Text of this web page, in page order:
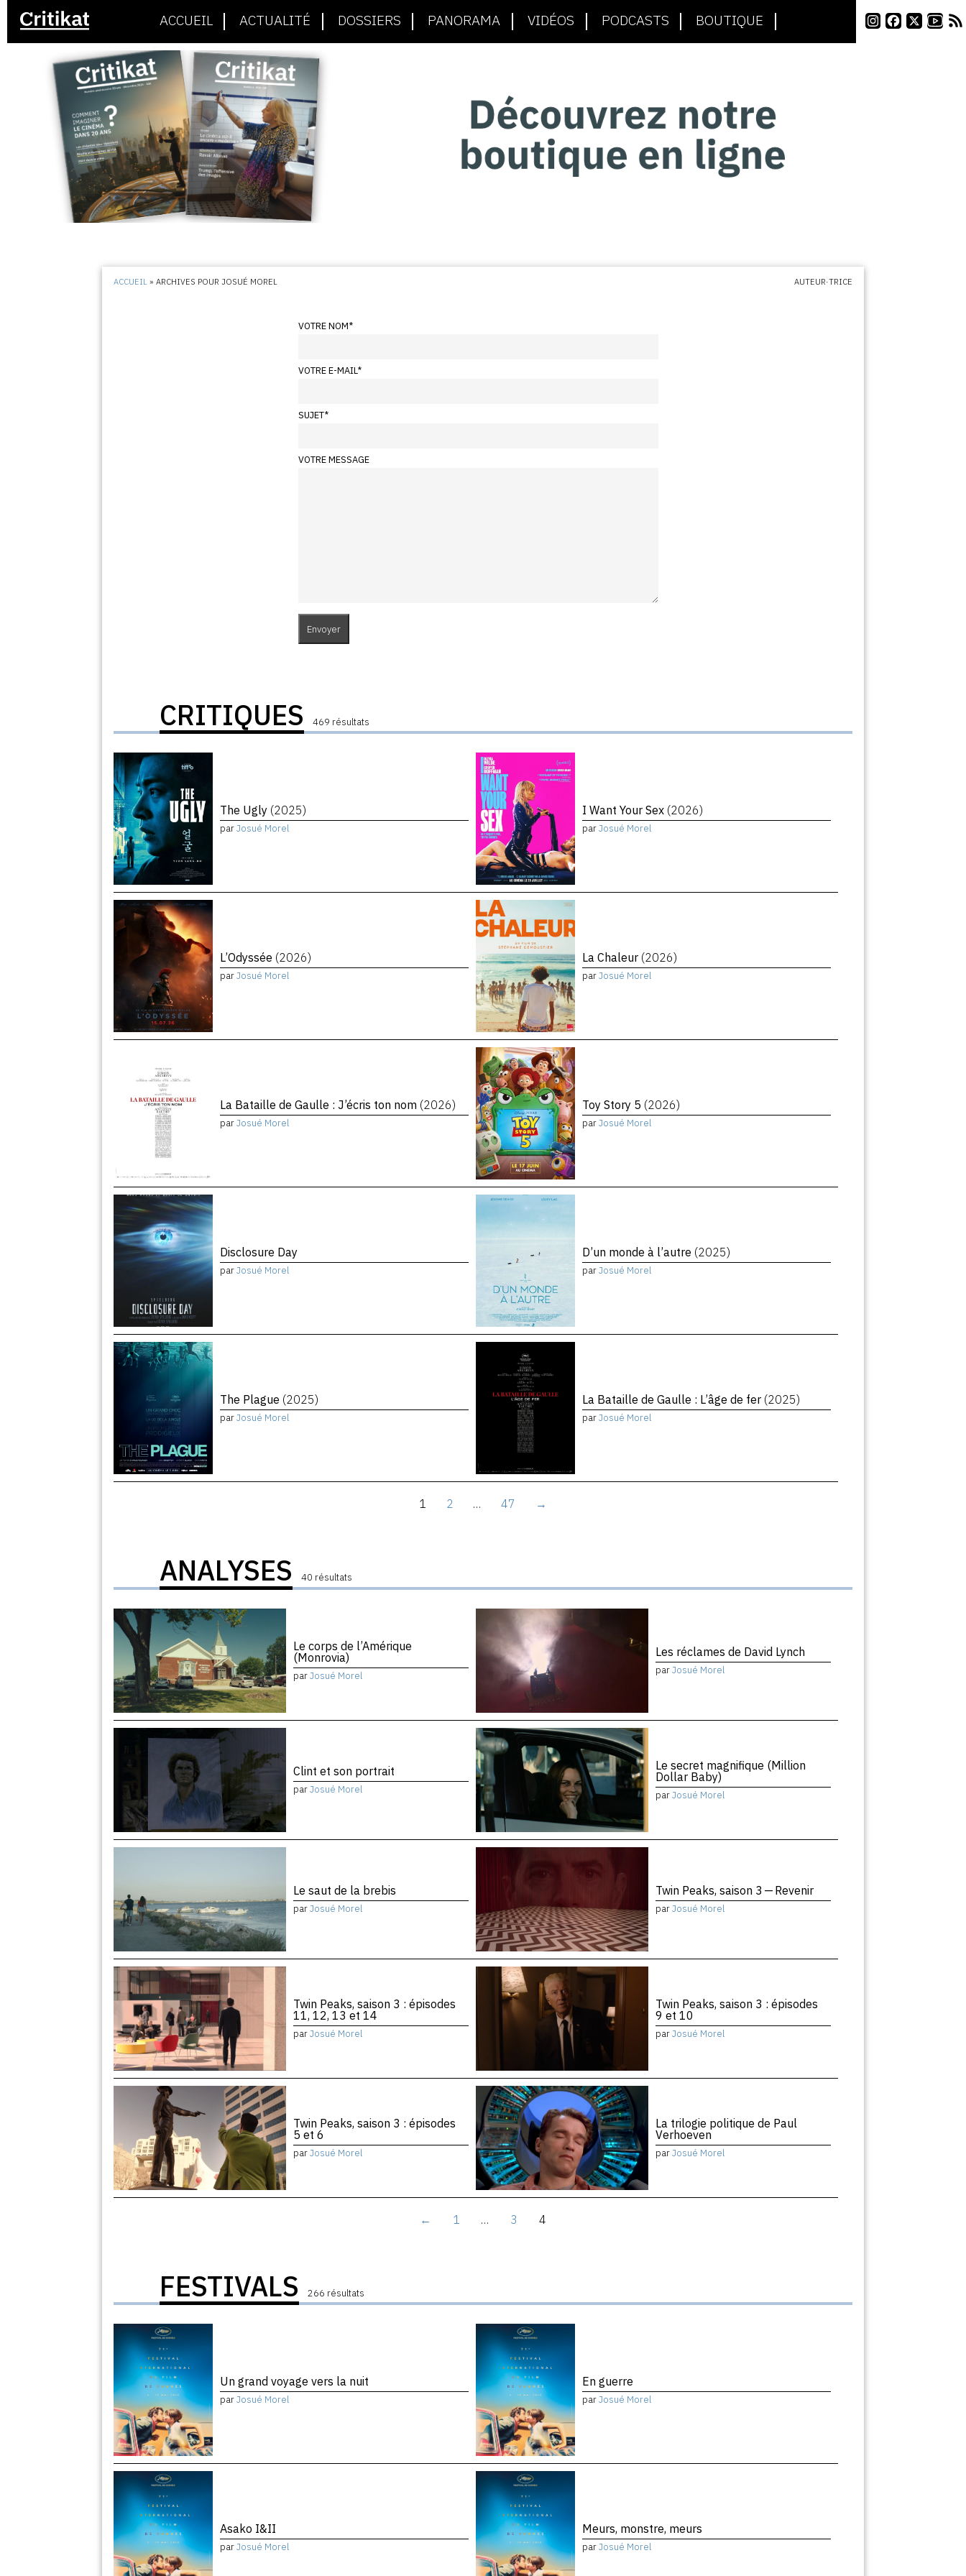
ACCUEIL ACTUALITÉ DOSSIERS PANORAMA VIDÉOS PODCASTS BOUTIQUE
ACCUEIL »ARCHIVES POUR JOSUÉ MOREL AUTEUR·TRICE
VOTRE NOM*
VOTRE E-MAIL*
SUJET*
VOTRE MESSAGE
CRITIQUES 469 résultats
The Ugly (2025)
parJosué Morel
I Want Your Sex (2026)
parJosué Morel
L’Odyssée (2026)
parJosué Morel
La Chaleur (2026)
parJosué Morel
La Bataille de Gaulle : J’écris ton nom (2026)
parJosué Morel
Toy Story 5 (2026)
parJosué Morel
Disclosure Day
parJosué Morel
D’un monde à l’autre (2025)
parJosué Morel
The Plague (2025)
parJosué Morel
La Bataille de Gaulle : L’âge de fer (2025)
parJosué Morel
1 2 … 47 →
ANALYSES 40 résultats
Le corps de l’Amérique
(Monrovia)
parJosué Morel
Les réclames de David Lynch
parJosué Morel
Clint et son portrait
parJosué Morel
Le secret magnifique (Million
Dollar Baby)
parJosué Morel
Le saut de la brebis
parJosué Morel
Twin Peaks, saison 3 — Revenir
parJosué Morel
Twin Peaks, saison 3 : épisodes
11, 12, 13 et 14
parJosué Morel
Twin Peaks, saison 3 : épisodes
9 et 10
parJosué Morel
Twin Peaks, saison 3 : épisodes
5 et 6
parJosué Morel
La trilogie politique de Paul
Verhoeven
parJosué Morel
← 1 … 3 4
FESTIVALS 266 résultats
Un grand voyage vers la nuit
parJosué Morel
En guerre
parJosué Morel
Asako I&II
parJosué Morel
Meurs, monstre, meurs
parJosué Morel